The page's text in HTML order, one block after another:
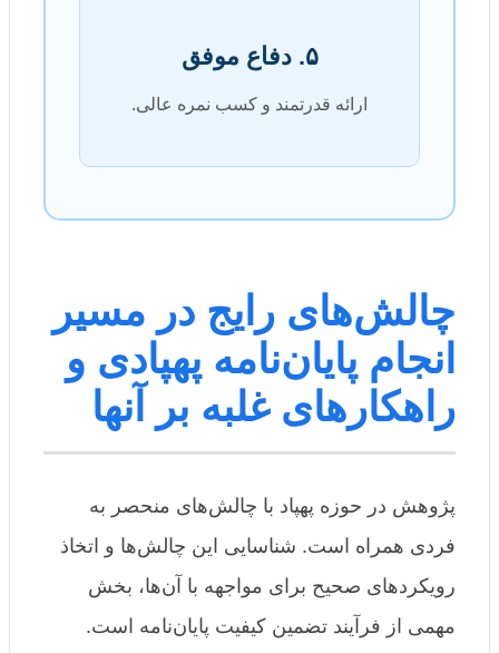
۵. دفاع موفق
ارائه قدرتمند و کسب نمره عالی.
چالش‌های رایج در مسیر
انجام پایان‌نامه پهپادی و
راهکارهای غلبه بر آنها
پژوهش در حوزه پهپاد با چالش‌های منحصر به
فردی همراه است. شناسایی این چالش‌ها و اتخاذ
رویکردهای صحیح برای مواجهه با آن‌ها، بخش
مهمی از فرآیند تضمین کیفیت پایان‌نامه است.